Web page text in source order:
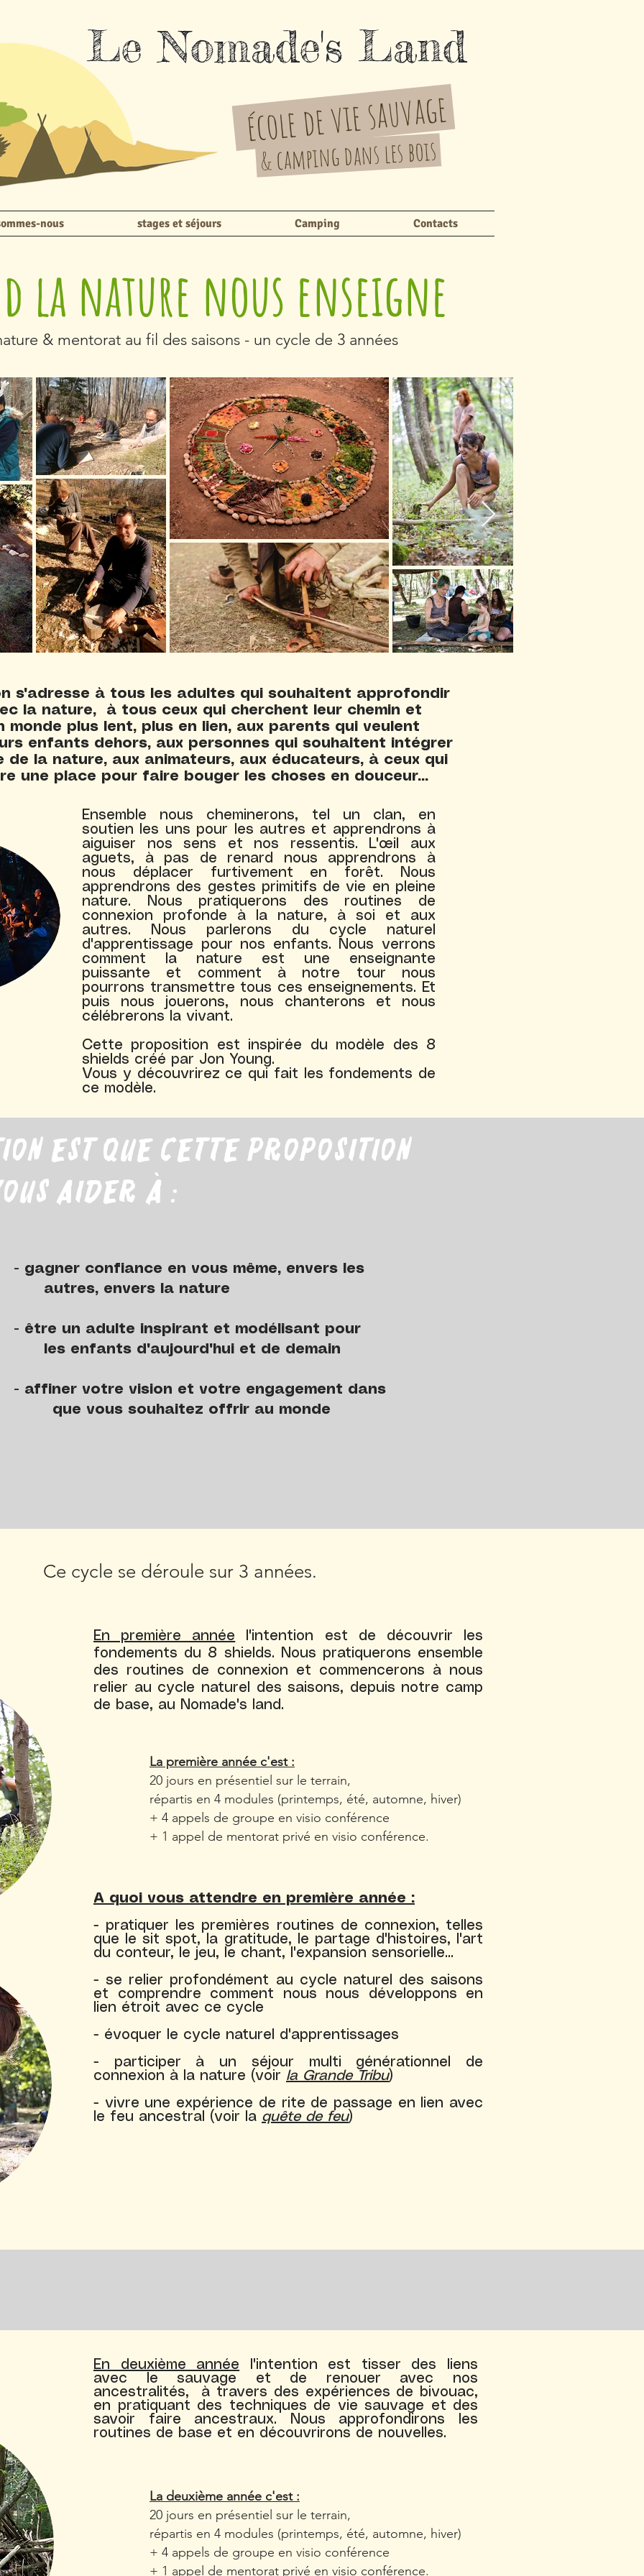
Le Nomade's Land
école de vie sauvage
& camping dans les bois
nous stages et séjours Camping Contacts
la nature nous enseigne
& mentorat au fil des saisons - un cycle de 3 années
s'adresse à tous les adultes qui souhaitent approfondir
la nature, à tous ceux qui cherchent leur chemin et
monde plus lent, plus en lien, aux parents qui veulent
enfants dehors, aux personnes qui souhaitent intégrer
de la nature, aux animateurs, aux éducateurs, à ceux qui
une place pour faire bouger les choses en douceur...
Ensemble nous cheminerons, tel un clan, en
soutien les uns pour les autres et apprendrons à
aiguiser nos sens et nos ressentis. L'œil aux
aguets, à pas de renard nous apprendrons à
nous déplacer furtivement en forêt. Nous
apprendrons des gestes primitifs de vie en pleine
nature. Nous pratiquerons des routines de
connexion profonde à la nature, à soi et aux
autres. Nous parlerons du cycle naturel
d'apprentissage pour nos enfants. Nous verrons
comment la nature est une enseignante
puissante et comment à notre tour nous
pourrons transmettre tous ces enseignements. Et
puis nous jouerons, nous chanterons et nous
célébrerons la vivant.
Cette proposition est inspirée du modèle des 8
shields créé par Jon Young.
Vous y découvrirez ce qui fait les fondements de
ce modèle.
est que cette proposition
aider à :
confiance en vous même, envers les
envers la nature
un adulte inspirant et modélisant pour
d'aujourd'hui et de demain
votre vision et votre engagement dans
vous souhaitez offrir au monde
Ce cycle se déroule sur 3 années.
En première année l'intention est de découvrir les
fondements du 8 shields. Nous pratiquerons ensemble
des routines de connexion et commencerons à nous
relier au cycle naturel des saisons, depuis notre camp
de base, au Nomade's land.
La première année c'est :
20 jours en présentiel sur le terrain,
répartis en 4 modules (printemps, été, automne, hiver)
+ 4 appels de groupe en visio conférence
+ 1 appel de mentorat privé en visio conférence.
A quoi vous attendre en première année :
- pratiquer les premières routines de connexion, telles
que le sit spot, la gratitude, le partage d'histoires, l'art
du conteur, le jeu, le chant, l'expansion sensorielle...
- se relier profondément au cycle naturel des saisons
et comprendre comment nous nous développons en
lien étroit avec ce cycle
- évoquer le cycle naturel d'apprentissages
- participer à un séjour multi générationnel de
connexion à la nature (voir la Grande Tribu)
- vivre une expérience de rite de passage en lien avec
le feu ancestral (voir la quête de feu)
En deuxième année l'intention est tisser des liens
avec le sauvage et de renouer avec nos
ancestralités, à travers des expériences de bivouac,
en pratiquant des techniques de vie sauvage et des
savoir faire ancestraux. Nous approfondirons les
routines de base et en découvrirons de nouvelles.
La deuxième année c'est :
20 jours en présentiel sur le terrain,
répartis en 4 modules (printemps, été, automne, hiver)
+ 4 appels de groupe en visio conférence
+ 1 appel de mentorat privé en visio conférence.